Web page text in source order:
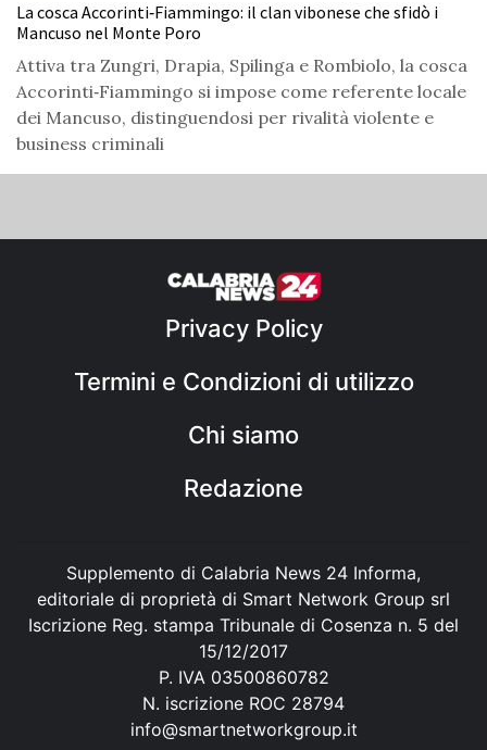
La cosca Accorinti‑Fiammingo: il clan vibonese che sfidò i
Mancuso nel Monte Poro
Attiva tra Zungri, Drapia, Spilinga e Rombiolo, la cosca
Accorinti‑Fiammingo si impose come referente locale
dei Mancuso, distinguendosi per rivalità violente e
business criminali
Privacy Policy
Termini e Condizioni di utilizzo
Chi siamo
Redazione
Supplemento di Calabria News 24 Informa,
editoriale di proprietà di Smart Network Group srl
Iscrizione Reg. stampa Tribunale di Cosenza n. 5 del
15/12/2017
P. IVA 03500860782
N. iscrizione ROC 28794
info@smartnetworkgroup.it